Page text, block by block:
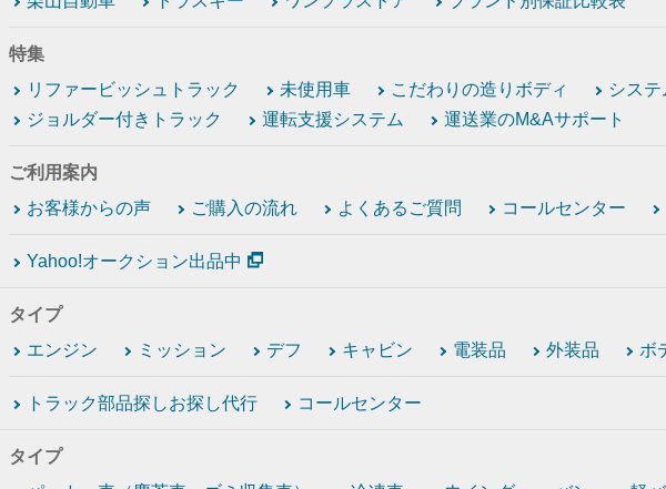
特集
リファービッシュトラック
未使用車 こだわりの造りボディ
シス
ジョルダー付きトラック
運転支援システム 運送業のM&Aサポート
ご利用案内
お客様からの声
ご購入の流れ よくあるご質問 コールセンター
Yahoo!オークション出品中
タイプ
エンジン
ミッション デフ キャビン 電装品 外装品 ボ
トラック部品探しお探し代行 コールセンター
タイプ